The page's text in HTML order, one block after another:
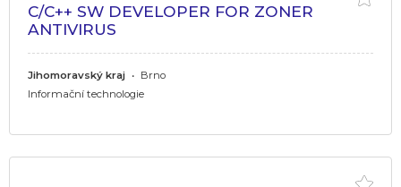
C/C++ SW DEVELOPER FOR ZONER
ANTIVIRUS
Jihomoravský kraj • Brno
Informační technologie